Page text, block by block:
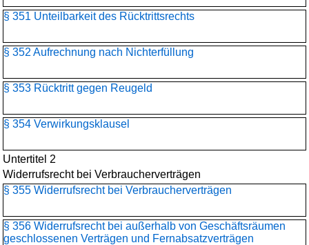
§ 351 Unteilbarkeit des Rücktrittsrechts
§ 352 Aufrechnung nach Nichterfüllung
§ 353 Rücktritt gegen Reugeld
§ 354 Verwirkungsklausel
Untertitel 2
Widerrufsrecht bei Verbraucherverträgen
§ 355 Widerrufsrecht bei Verbraucherverträgen
§ 356 Widerrufsrecht bei außerhalb von Geschäftsräumen
geschlossenen Verträgen und Fernabsatzverträgen